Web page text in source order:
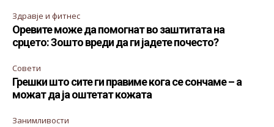
Здравје и фитнес
Оревите може да помогнат во заштитата на
срцето: Зошто вреди да ги јадете почесто?
Совети
Грешки што сите ги правиме кога се сончаме – а
можат да ја оштетат кожата
Занимливости